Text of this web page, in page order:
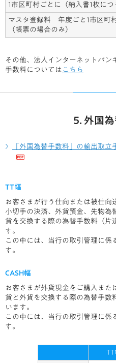
1市区町村ごとに （納入書1枚につ
マスタ登録料 年度ごと1市区町
（帳票の場合のみ）
その他、法人インターネットバン
手数料については こちら
5. 外国
「外国為替手数料」の輸出取
TT幅
お客さまが行う仕向または被仕向
小切手の決済、外貨預金、先物為
貨を交換する際の為替手数料（片
す。
この中には、当行の取引管理に係
す。
CASH幅
お客さまが外貨現金をご購入また
貨と外貨を交換する際の為替手数
います。
この中には、当行の取引管理に係
す。
TT